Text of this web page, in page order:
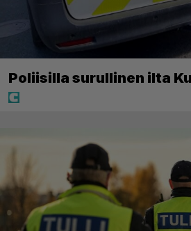
Poliisilla surullinen ilta